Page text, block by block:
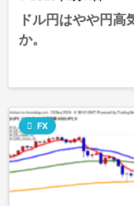
ドル円はやや円高
か。
 FX